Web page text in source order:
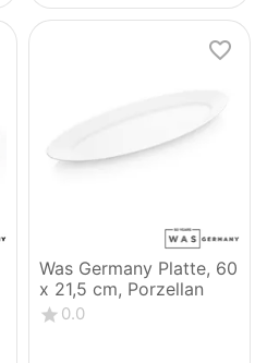
Was Germany Platte, 60
x 21,5 cm, Porzellan
0.0